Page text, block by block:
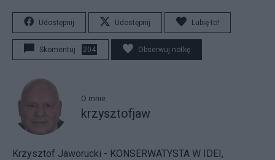
Udostępnij Udostępnij Lubię to!
Skomentuj 204 Obserwuj notkę
O mnie
krzysztofjaw
Krzysztof Jaworucki - KONSERWATYSTA W IDEI,